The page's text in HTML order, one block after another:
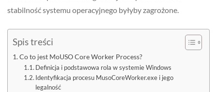
stabilność systemu operacyjnego byłyby zagrożone.
Spis treści
Co to jest MoUSO Core Worker Process?
Definicja i podstawowa rola w systemie Windows
Identyfikacja procesu MusoCoreWorker.exe i jego
legalność